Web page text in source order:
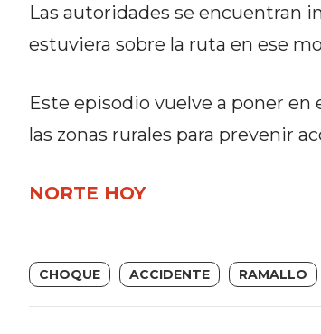
PIERDA NINGUNO
TÉRMINOS
Y
CONDICIONES
Las autoridades se encuentran
estuviera sobre la ruta en ese
Este episodio vuelve a poner en
las zonas rurales para prevenir
NORTE HOY
CHOQUE ACCIDENTE RAMALLO